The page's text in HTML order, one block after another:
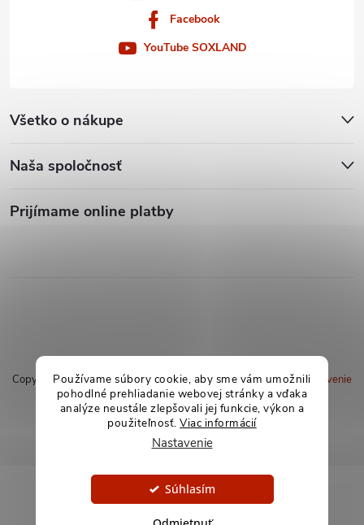
Používame súbory cookie, aby sme vám umožnili
pohodlné prehliadanie webovej stránky a vďaka
analýze neustále zlepšovali jej funkcie, výkon a
použiteľnosť.Viac informácií
Nastavenie
Súhlasím
Facebook
YouTube SOXLAND
Všetko o nákupe
Naša spoločnosť
Prijímame online platby
Vytvoril Shoptet
Copyright 2026soxland.sk. Všetky práva vyhradené. Upraviť nastavenie
cookies